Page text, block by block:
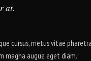
at.
cursus, metus vitae
magna augue eget diam.